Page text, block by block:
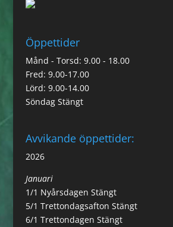
Öppettider
Månd - Torsd: 9.00 - 18.00
Fred: 9.00-17.00
Lörd: 9.00-14.00
Söndag Stängt
Avvikande öppettider:
2026
Januari
1/1 Nyårsdagen Stängt
5/1 Trettondagsafton Stängt
6/1 Trettondagen Stängt